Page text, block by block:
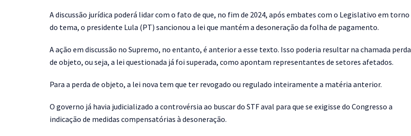
A discussão jurídica poderá lidar com o fato de que, no fim de 2024, após embates com o Legislativo em torno
do tema, o presidente Lula (PT) sancionou a lei que mantém a desoneração da folha de pagamento.
A ação em discussão no Supremo, no entanto, é anterior a esse texto. Isso poderia resultar na chamada perda
de objeto, ou seja, a lei questionada já foi superada, como apontam representantes de setores afetados.
Para a perda de objeto, a lei nova tem que ter revogado ou regulado inteiramente a matéria anterior.
O governo já havia judicializado a controvérsia ao buscar do STF aval para que se exigisse do Congresso a
indicação de medidas compensatórias à desoneração.